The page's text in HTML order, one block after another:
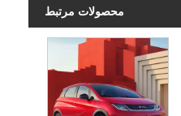
محصولات مرتبط